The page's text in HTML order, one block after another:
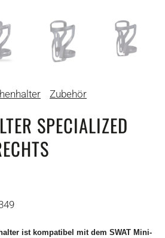
Zubehör
SPECIALIZED
ist kompatibel mit dem SWAT Mini-